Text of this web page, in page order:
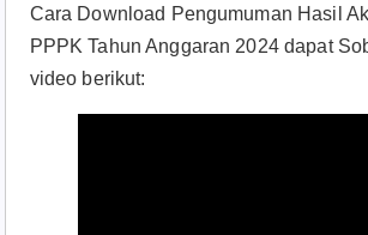
Cara Download Pengumuman Hasil
PPPK Tahun Anggaran 2024 dapat
video berikut: